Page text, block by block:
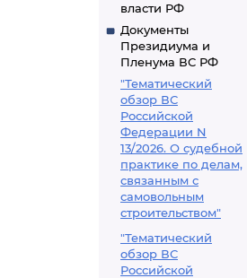
власти РФ
Документы
Президиума и
Пленума ВС РФ
"Тематический
обзор ВС
Российской
Федерации N
13/2026. О судебной
практике по делам,
связанным с
самовольным
строительством"
"Тематический
обзор ВС
Российской